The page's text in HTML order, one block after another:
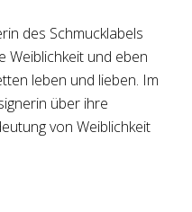
des Schmucklabels
Weiblichkeit und eben
leben und lieben. Im
über ihre
von Weiblichkeit